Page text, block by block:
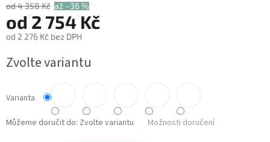
od 4 358 Kč až –36 %
od 2 754 Kč
od 2 276 Kč bez DPH
cena:
Zvolte variantu
Varianta
Můžeme doručit do: Zvolte variantu Možnosti doručení